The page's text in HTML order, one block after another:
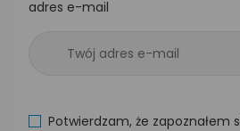
adres e-mail
Potwierdzam, że zapoznałem